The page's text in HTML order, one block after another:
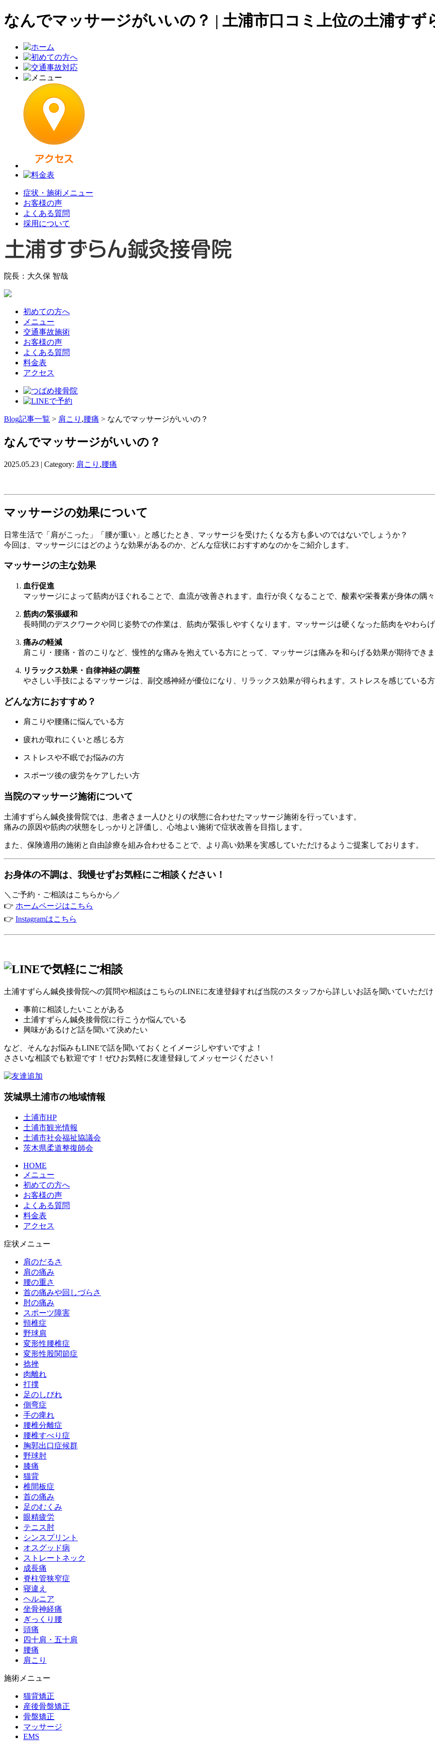
なんでマッサージがいいの？ | 土浦市口コミ上位の土浦すず
症状・施術メニュー
お客様の声
よくある質問
採用について
院長：大久保 智哉
初めての方へ
メニュー
交通事故施術
お客様の声
よくある質問
料金表
アクセス
Blog記事一覧 > 肩こり ,腰痛 > なんでマッサージがいいの？
なんでマッサージがいいの？
2025.05.23 | Category: 肩こり ,腰痛
マッサージの効果について
日常生活で「肩がこった」「腰が重い」と感じたとき、マッサージを受けたくなる方も多いのではないでしょうか？
今回は、マッサージにはどのような効果があるのか、どんな症状におすすめなのかをご紹介します。
マッサージの主な効果
血行促進
マッサージによって筋肉がほぐれることで、血流が改善されます。血行が良くなることで、酸素や栄養素が身体の隅
筋肉の緊張緩和
長時間のデスクワークや同じ姿勢での作業は、筋肉が緊張しやすくなります。マッサージは硬くなった筋肉をやわら
痛みの軽減
肩こり・腰痛・首のこりなど、慢性的な痛みを抱えている方にとって、マッサージは痛みを和らげる効果が期待でき
リラックス効果・自律神経の調整
やさしい手技によるマッサージは、副交感神経が優位になり、リラックス効果が得られます。ストレスを感じている
どんな方におすすめ？
肩こりや腰痛に悩んでいる方
疲れが取れにくいと感じる方
ストレスや不眠でお悩みの方
スポーツ後の疲労をケアしたい方
当院のマッサージ施術について
土浦すずらん鍼灸接骨院では、患者さま一人ひとりの状態に合わせたマッサージ施術を行っています。
痛みの原因や筋肉の状態をしっかりと評価し、心地よい施術で症状改善を目指します。
また、保険適用の施術と自由診療を組み合わせることで、より高い効果を実感していただけるようご提案しております。
お身体の不調は、我慢せずお気軽にご相談ください！
＼ご予約・ご相談はこちらから／
👉 ホームページはこちら
👉 Instagramはこちら
土浦すずらん鍼灸接骨院への質問や相談はこちらのLINEに友達登録すれば当院のスタッフから詳しいお話を聞いていただ
事前に相談したいことがある
土浦すずらん鍼灸接骨院に行こうか悩んでいる
興味があるけど話を聞いて決めたい
など、そんなお悩みもLINEで話を聞いておくとイメージしやすいですよ！
ささいな相談でも歓迎です！ぜひお気軽に友達登録してメッセージください！
茨城県土浦市の地域情報
土浦市HP
土浦市観光情報
土浦市社会福祉協議会
茨木県柔道整復師会
HOME
メニュー
初めての方へ
お客様の声
よくある質問
料金表
アクセス
症状メニュー
肩のだるさ
肩の痛み
腰の重さ
首の痛みや回しづらさ
肘の痛み
スポーツ障害
頸椎症
野球肩
変形性腰椎症
変形性股関節症
捻挫
肉離れ
打撲
足のしびれ
側弯症
手の痺れ
腰椎分離症
腰椎すべり症
胸郭出口症候群
野球肘
膝痛
猫背
椎間板症
首の痛み
足のむくみ
眼精疲労
テニス肘
シンスプリント
オスグッド病
ストレートネック
成長痛
脊柱管狭窄症
寝違え
ヘルニア
坐骨神経痛
ぎっくり腰
頭痛
四十肩・五十肩
腰痛
肩こり
施術メニュー
猫背矯正
産後骨盤矯正
骨盤矯正
マッサージ
EMS